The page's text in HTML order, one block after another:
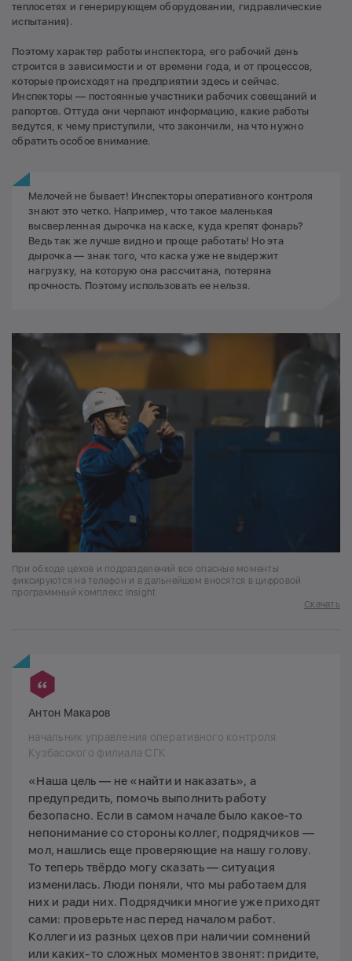
теплосетях и генерирующем оборудовании, гидравлические
испытания).
Поэтому характер работы инспектора, его рабочий день
строится в зависимости и от времени года, и от процессов,
которые происходят на предприятии здесь и сейчас.
Инспекторы — постоянные участники рабочих совещаний и
рапортов. Оттуда они черпают информацию, какие работы
ведутся, к чему приступили, что закончили, на что нужно
обратить особое внимание.
Мелочей не бывает! Инспекторы оперативного контроля
знают это четко. Например, что такое маленькая
высверленная дырочка на каске, куда крепят фонарь?
Ведь так же лучше видно и проще работать! Но эта
дырочка — знак того, что каска уже не выдержит
нагрузку, на которую она рассчитана, потеряна
прочность. Поэтому использовать ее нельзя.
При обходе цехов и подразделений все опасные моменты
фиксируются на телефон и в дальнейшем вносятся в цифровой
программный комплекс Insight
Скачать
Антон Макаров
начальник управления оперативного контроля
Кузбасского филиала СГК
«Наша цель — не «найти и наказать», а
предупредить, помочь выполнить работу
безопасно. Если в самом начале было какое-то
непонимание со стороны коллег, подрядчиков —
мол, нашлись еще проверяющие на нашу голову.
То теперь твёрдо могу сказать — ситуация
изменилась. Люди поняли, что мы работаем для
них и ради них. Подрядчики многие уже приходят
сами: проверьте нас перед началом работ.
Коллеги из разных цехов при наличии сомнений
или каких-то сложных моментов звонят: придите,